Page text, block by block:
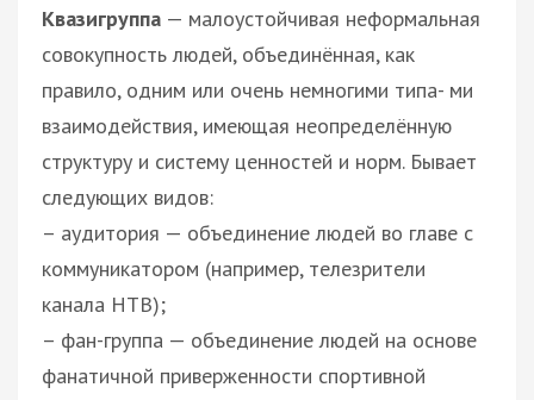
Квазигруппа — малоустойчивая неформальная
совокупность людей, объединённая, как
правило, одним или очень немногими типа- ми
взаимодействия, имеющая неопределённую
структуру и систему ценностей и норм. Бывает
следующих видов:
– аудитория — объединение людей во главе с
коммуникатором (например, телезрители
канала НТВ);
– фан-группа — объединение людей на основе
фанатичной приверженности спортивной